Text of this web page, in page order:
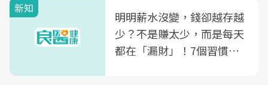
新知
明明薪水沒變，錢卻越存越
少？不是賺太少，而是每天
都在「漏財」！7個習慣一